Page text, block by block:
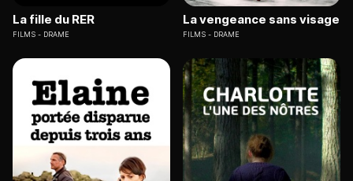
La fille du RER
FILMS DRAME
La vengeance sans visage
FILMS DRAME